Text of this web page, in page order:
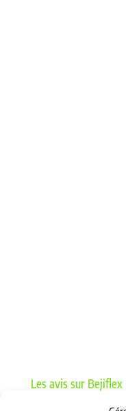
Les avis sur Bejiflex